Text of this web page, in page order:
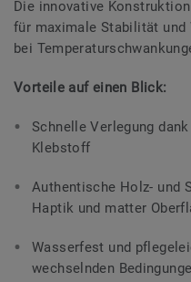
Die innovative
für maximale Stabilität
bei
Vorteile auf einen Blick:
Schnelle Verlegung
Klebstoff
Authentische Holz- und
Haptik und matter
Wasserfest und
wechselnden